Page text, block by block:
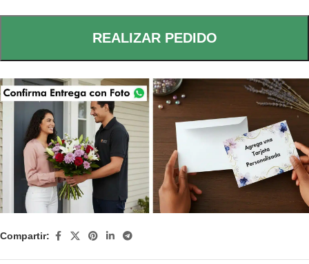
REALIZAR PEDIDO
Compartir: